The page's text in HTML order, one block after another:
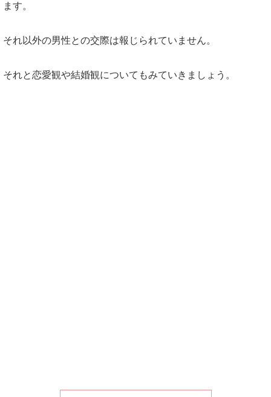
ます。
それ以外の男性との交際は報じられていません。
それと恋愛観や結婚観についてもみていきましょう。